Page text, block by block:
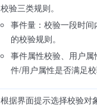
校验三类规则。
事件量：校验一段时
的校验规则。
事件属性校验、用户
件/用户属性是否满足校
根据界面提示选择校验对